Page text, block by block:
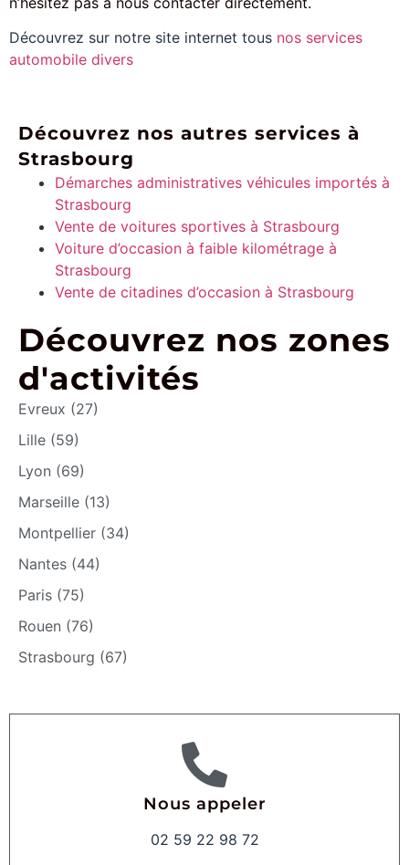
Découvrez sur notre site internet tous nos services
automobile divers
Découvrez nos autres services à
Strasbourg
Démarches administratives véhicules importés à
Strasbourg
Vente de voitures sportives à Strasbourg
Voiture d’occasion à faible kilométrage à
Strasbourg
Vente de citadines d’occasion à Strasbourg
Découvrez nos zones
d'activités
Evreux (27)
Lille (59)
Lyon (69)
Marseille (13)
Montpellier (34)
Nantes (44)
Paris (75)
Rouen (76)
Strasbourg (67)
Nous appeler
02 59 22 98 72